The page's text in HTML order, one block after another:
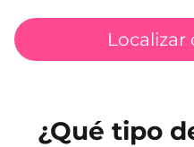
Localizar
¿Qué tipo